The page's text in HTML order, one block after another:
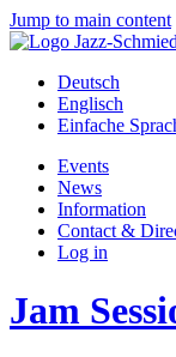
Jump to main content
Deutsch
Englisch
Einfache
Events
News
Information
Contact &
Log in
Jam